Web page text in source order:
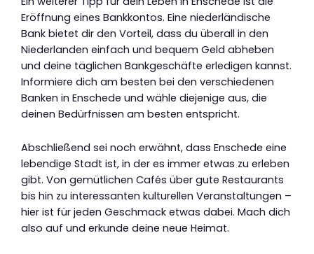
Eröffnung eines Bankkontos. Eine niederländische
Bank bietet dir den Vorteil, dass du überall in den
Niederlanden einfach und bequem Geld abheben
und deine täglichen Bankgeschäfte erledigen kannst.
Informiere dich am besten bei den verschiedenen
Banken in Enschede und wähle diejenige aus, die
deinen Bedürfnissen am besten entspricht.
Abschließend sei noch erwähnt, dass Enschede eine
lebendige Stadt ist, in der es immer etwas zu erleben
gibt. Von gemütlichen Cafés über gute Restaurants
bis hin zu interessanten kulturellen Veranstaltungen –
hier ist für jeden Geschmack etwas dabei. Mach dich
also auf und erkunde deine neue Heimat.